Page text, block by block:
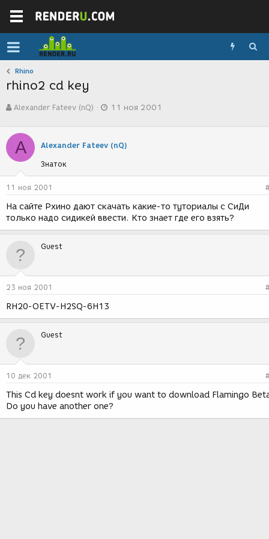
Rhino
rhino2 cd key
в
о
р
т
е
м
ы
Alexander Fateev (nQ)
а
с
д
и
я
11 ноя 2001
A Alexander Fateev (nQ)
Знаток
11 ноя 2001
На сайте Рхино дают скачать какие-то туториалы с СиДи
только надо сидикей ввести. Кто знает где его взять?
Guest
23 ноя 2001
RH20-OETV-H2SQ-6H13
Guest
10 дек 2001
This Cd key doesnt work if you want to download Flamingo
Do you have another one?